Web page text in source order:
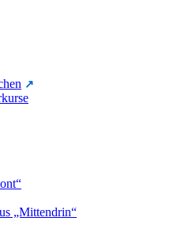
„Mittendrin“